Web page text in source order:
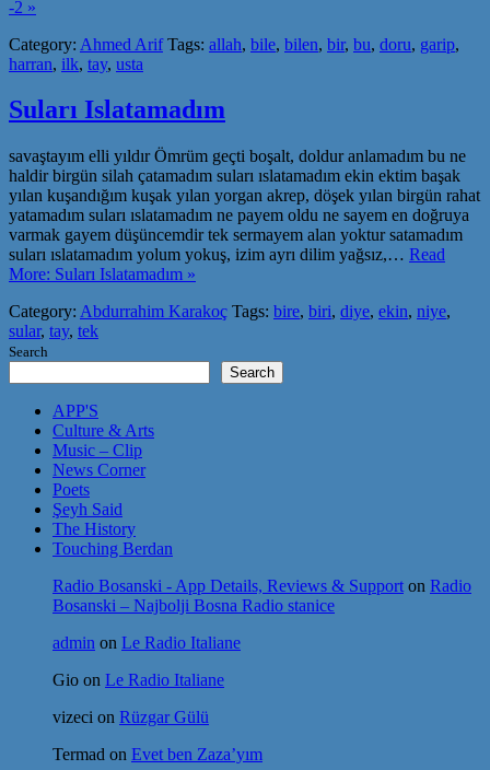
-2 »
Category: Ahmed Arif Tags: allah, bile, bilen, bir, bu, doru, garip,
harran, ilk, tay, usta
Suları Islatamadım
savaştayım elli yıldır Ömrüm geçti boşalt, doldur anlamadım bu ne
haldir birgün silah çatamadım suları ıslatamadım ekin ektim başak
yılan kuşandığım kuşak yılan yorgan akrep, döşek yılan birgün rahat
yatamadım suları ıslatamadım ne payem oldu ne sayem en doğruya
varmak gayem düşüncemdir tek sermayem alan yoktur satamadım
suları ıslatamadım yolum yokuş, izim ayrı dilim yağsız,… Read
More: Suları Islatamadım »
Category: Abdurrahim Karakoç Tags: bire, biri, diye, ekin, niye,
sular, tay, tek
Search
Search
APP'S
Culture & Arts
Music – Clip
News Corner
Poets
Şeyh Said
The History
Touching Berdan
Radio Bosanski - App Details, Reviews & Support on Radio
Bosanski – Najbolji Bosna Radio stanice
admin on Le Radio Italiane
Gio on Le Radio Italiane
vizeci on Rüzgar Gülü
Termad on Evet ben Zaza’yım